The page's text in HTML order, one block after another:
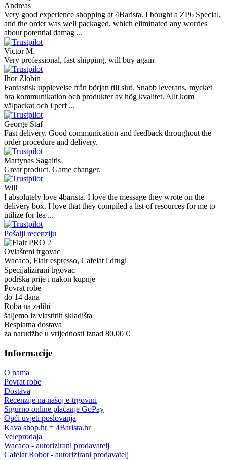
Andreas
Very good experience shopping at 4Barista. I bought a ZP6 Special,
and the order was well packaged, which eliminated any worries
about potential damag ...
Victor M.
Very professional, fast shipping, will buy again
Ihor Zlobin
Fantastisk upplevelse från början till slut. Snabb leverans, mycket
bra kommunikation och produkter av hög kvalitet. Allt kom
välpackat och i perf ...
George Staf
Fast delivery. Good communication and feedback throughout the
order procedure and delivery.
Martynas Sagaitis
Great product. Game changer.
Will
I absolutely love 4barista. I love the message they wrote on the
delivery box. I love that they compiled a list of resources for me to
utilize for lea ...
Pošalji recenziju
Ovlašteni trgovac
Wacaco, Flair espresso, Cafelat i drugi
Specijalizirani trgovac
podrška prije i nakon kupnje
Povrat robe
do 14 dana
Roba na zalihi
šaljemo iz vlastitih skladišta
Besplatna dostava
za narudžbe u vrijednosti iznad 80,00 €
Informacije
O nama
Povrat robe
Dostava
Recenzije na našoj e-trgovini
Sigurno online plaćanje GoPay
Opći uvjeti poslovanja
Kava shop.hr = 4Barista.hr
Veleprodaja
Wacaco - autorizirani prodavatelj
Cafelat Robot - autorizirani prodavatelj